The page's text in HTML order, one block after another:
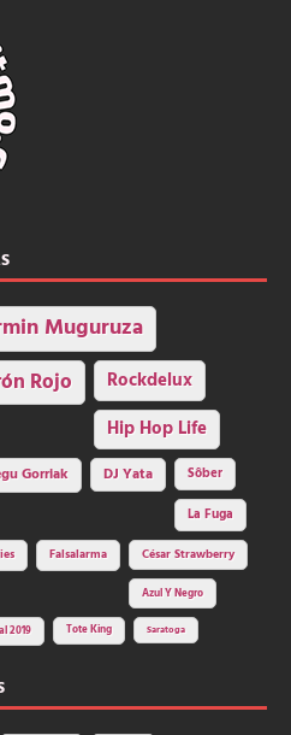
Muguruza
Rojo Rockdelux
Hip Hop Life
Gorriak DJ Yata
Sôber
La Fuga
Falsalarma César Strawberry
Azul Y Negro
2019 Tote King Saratoga